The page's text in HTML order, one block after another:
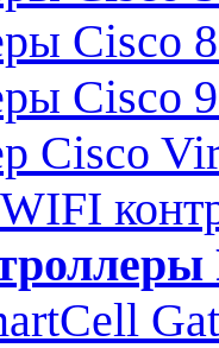
Cisco
Cisco
Cisco